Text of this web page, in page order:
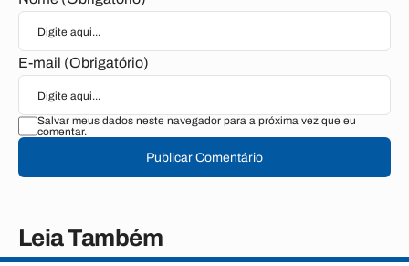
E-mail (Obrigatório)
Salvar meus dados neste navegador para a próxima vez que eu
comentar.
Publicar Comentário
Leia Também